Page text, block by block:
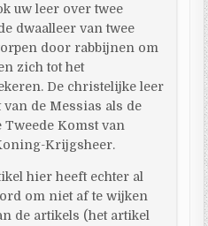
uw leer over twee
dwaalleer van twee
door rabbijnen om
zich tot het
De christelijke leer
de Messias als de
Komst van
Krijgsheer.
hier heeft echter al
om niet af te wijken
de artikels (het artikel